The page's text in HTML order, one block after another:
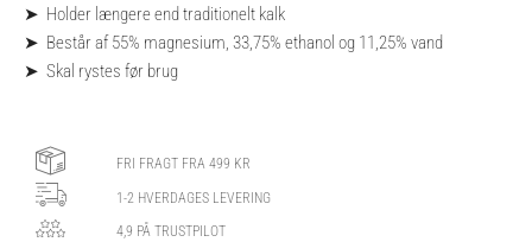
➤ Holder længere end traditionelt kalk
➤ Består af 55% magnesium, 33,75% ethanol og 11,25% vand
➤ Skal rystes før brug
FRI FRAGT FRA 499 KR
1-2 HVERDAGES LEVERING
4,9 PÅ TRUSTPILOT